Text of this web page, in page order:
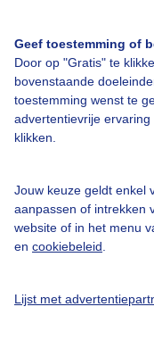
Geef toestemming of
Door op "Gratis" te
bovenstaande
toestemming wenst te
advertentievrije ervaring
klikken.
Jouw keuze geldt enkel
aanpassen of intrekken
website of in het menu
en cookiebeleid
Lijst met
Veelgestelde vragen
Contact
Toegankelijkheid
Buienradar Team
Privacy beleid
Privacy instellingen